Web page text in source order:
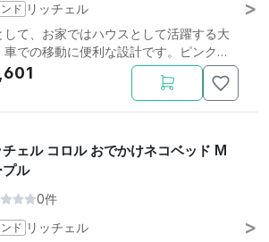
ド リッチェル
て、お家ではハウスとして活躍する大
での移動に便利な設計です。ピンク。
チェル コロル おでかけネコベッド M
ル
0件
ド リッチェル